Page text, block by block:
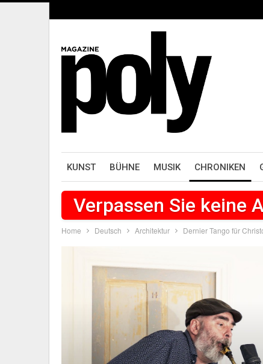
KUNST BÜHNE MUSIK CHRONIKEN
Verpassen Sie keine
Home Deutsch Architektur Dernier Tango für